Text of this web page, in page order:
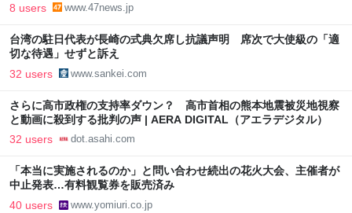
8 users www.47news.jp
台湾の駐日代表が長崎の式典欠席し抗議声明 席次で大使級の「適
切な待遇」せずと訴え
32 users www.sankei.com
さらに高市政権の支持率ダウン？ 高市首相の熊本地震被災地視察
と動画に殺到する批判の声 | AERA DIGITAL（アエラデジタル）
32 users dot.asahi.com
「本当に実施されるのか」と問い合わせ続出の花火大会、主催者が
中止発表…有料観覧券を販売済み
40 users www.yomiuri.co.jp